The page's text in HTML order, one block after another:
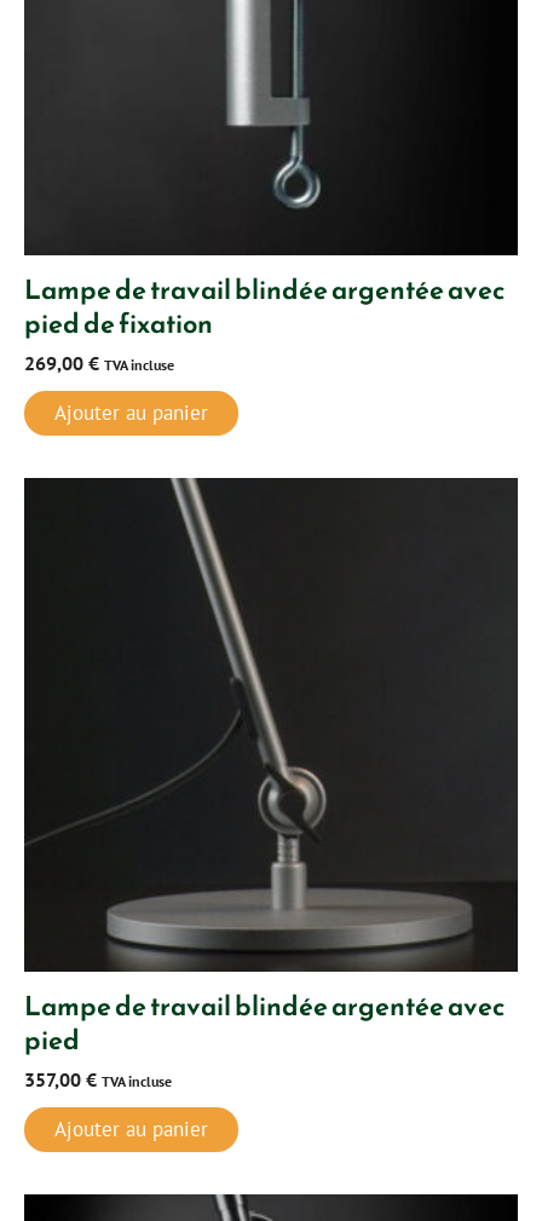
Lampe de travail blindée argentée avec
pied de fixation
269,00 € TVA incluse
Ajouter au panier
Lampe de travail blindée argentée avec
pied
357,00 € TVA incluse
Ajouter au panier